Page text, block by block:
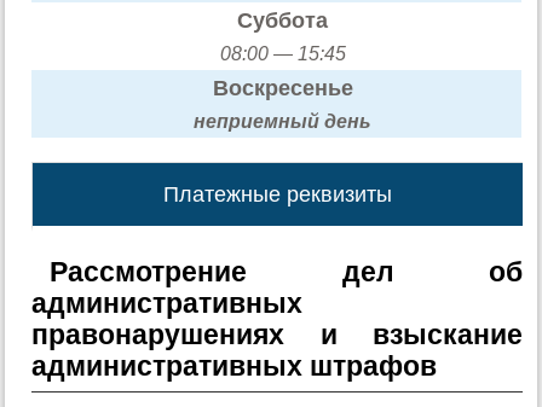
Суббота
08:00 — 15:45
Воскресенье
неприемный день
Платежные реквизиты
Рассмотрение дел об
административных
правонарушениях и взыскание
административных штрафов